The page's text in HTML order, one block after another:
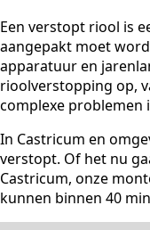
Een verstopt riool is
aangepakt moet
apparatuur en
rioolverstopping op,
complexe problemen
In Castricum en
verstopt. Of het nu
Castricum, onze
kunnen binnen 40